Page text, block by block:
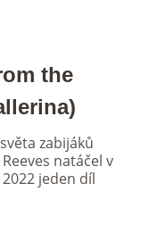
the
zabijáků
natáčel v
jeden díl